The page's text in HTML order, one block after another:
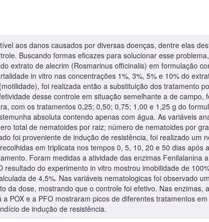
aos danos causados por diversas doenças, dentre elas
Buscando formas eficazes para solucionar esse
extrato de alecrim (Rosmarinus officinalis) em formulação
in vitro nas concentrações 1%, 3%, 5% e 10% do
foi realizada então a substituição dos tratamento
desse controle em situação semelhante a de
com os tratamentos 0,25; 0,50; 0,75; 1,00 e 1,25 g do
absoluta contendo apenas com água. As variáveis
total de nematoides por raiz; número de nematoides por
foi proveniente de indução de resistência, foi realizado um
em triplicata nos tempos 0, 5, 10, 20 e 50 dias
Foram medidas a atividade das enzimas Fenilalanina
resultado do experimento in vitro mostrou imobilidade de
de 4,5%. Nas variáveis nematologicas foi observado
da dose, mostrando que o controle foi efetivo. Nas
POX e a PFO mostraram picos de diferentes tratamentos
de indução de resistência.